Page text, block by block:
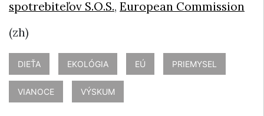
spotrebiteľov S.O.S., European Commission
(zh)
DIEŤA EKOLÓGIA EÚ PRIEMYSEL
VIANOCE VÝSKUM